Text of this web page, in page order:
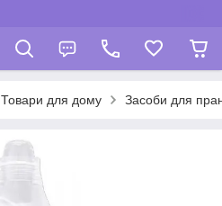
Товари для дому Засоби для